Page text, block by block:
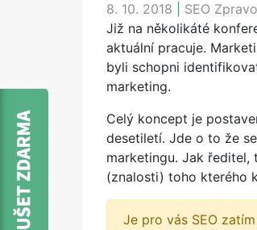
8. 10. 2018 SEO
Již na několikáté
aktuální pracuje.
byli schopni
marketing.
Celý koncept je
desetiletí. Jde o to že
marketingu. Jak
(znalosti) toho kterého
Je pro vás SEO